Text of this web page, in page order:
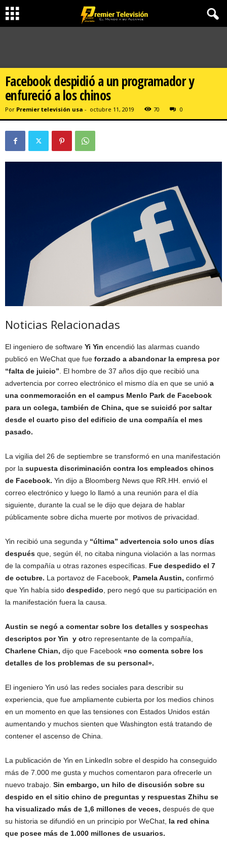
Facebook despidió a un programador y
enfureció a los chinos
Por Premier televisión usa - octubre 11, 2019 70 0
Noticias Relacionadas
El ingeniero de software Yi Yin encendió las alarmas cuando
publicó en WeChat que fue forzado a abandonar la empresa por
“falta de juicio” . El hombre de 37 años dijo que recibió una
advertencia por correo electrónico el mismo día en que se unió a
una conmemoración en el campus Menlo Park de Facebook
para un colega, también de China, que se suicidó por saltar
desde el cuarto piso del edificio de una compañía el mes
pasado.
La vigilia del 26 de septiembre se transformó en una manifestación
por la supuesta discriminación contra los empleados chinos
de Facebook. Yin dijo a Bloomberg News que RR.HH. envió el
correo electrónico y luego lo llamó a una reunión para el día
siguiente, durante la cual se le dijo que dejara de hablar
públicamente sobre dicha muerte por motivos de privacidad.
Yin recibió una segunda y “última” advertencia solo unos días
después que, según él, no citaba ninguna violación a las normas
de la compañía u otras razones específicas. Fue despedido el 7
de octubre. La portavoz de Facebook, Pamela Austin, confirmó
que Yin había sido despedido , pero negó que su participación en
la manifestación fuera la causa.
Austin se negó a comentar sobre los detalles y sospechas
descriptos por Yin y otro representante de la compañía,
Charlene Chian, dijo que Facebook «no comenta sobre los
detalles de los problemas de su personal».
El ingeniero Yin usó las redes sociales para describir su
experiencia, que fue ampliamente cubierta por los medios chinos
en un momento en que las tensiones con Estados Unidos están
aumentando y muchos sienten que Washington está tratando de
contener el ascenso de China.
La publicación de Yin en LinkedIn sobre el despido ha conseguido
más de 7.000 me gusta y muchos comentaron para ofrecerle un
nuevo trabajo. Sin embargo, un hilo de discusión sobre su
despido en el sitio chino de preguntas y respuestas Zhihu se
ha visualizado más de 1,6 millones de veces, después de que
su historia se difundió en un principio por WeChat, la red china
que posee más de 1.000 millones de usuarios.